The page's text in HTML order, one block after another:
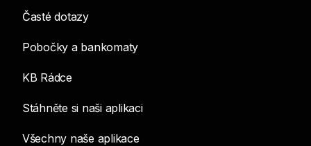
Časté dotazy
Pobočky a bankomaty
KB Rádce
Stáhněte si naši aplikaci
Všechny naše aplikace